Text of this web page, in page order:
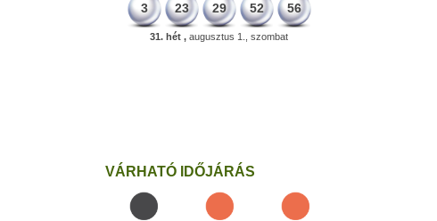
3 23 29 52 56
31. hét , augusztus 1., szombat
VÁRHATÓ IDŐJÁRÁS